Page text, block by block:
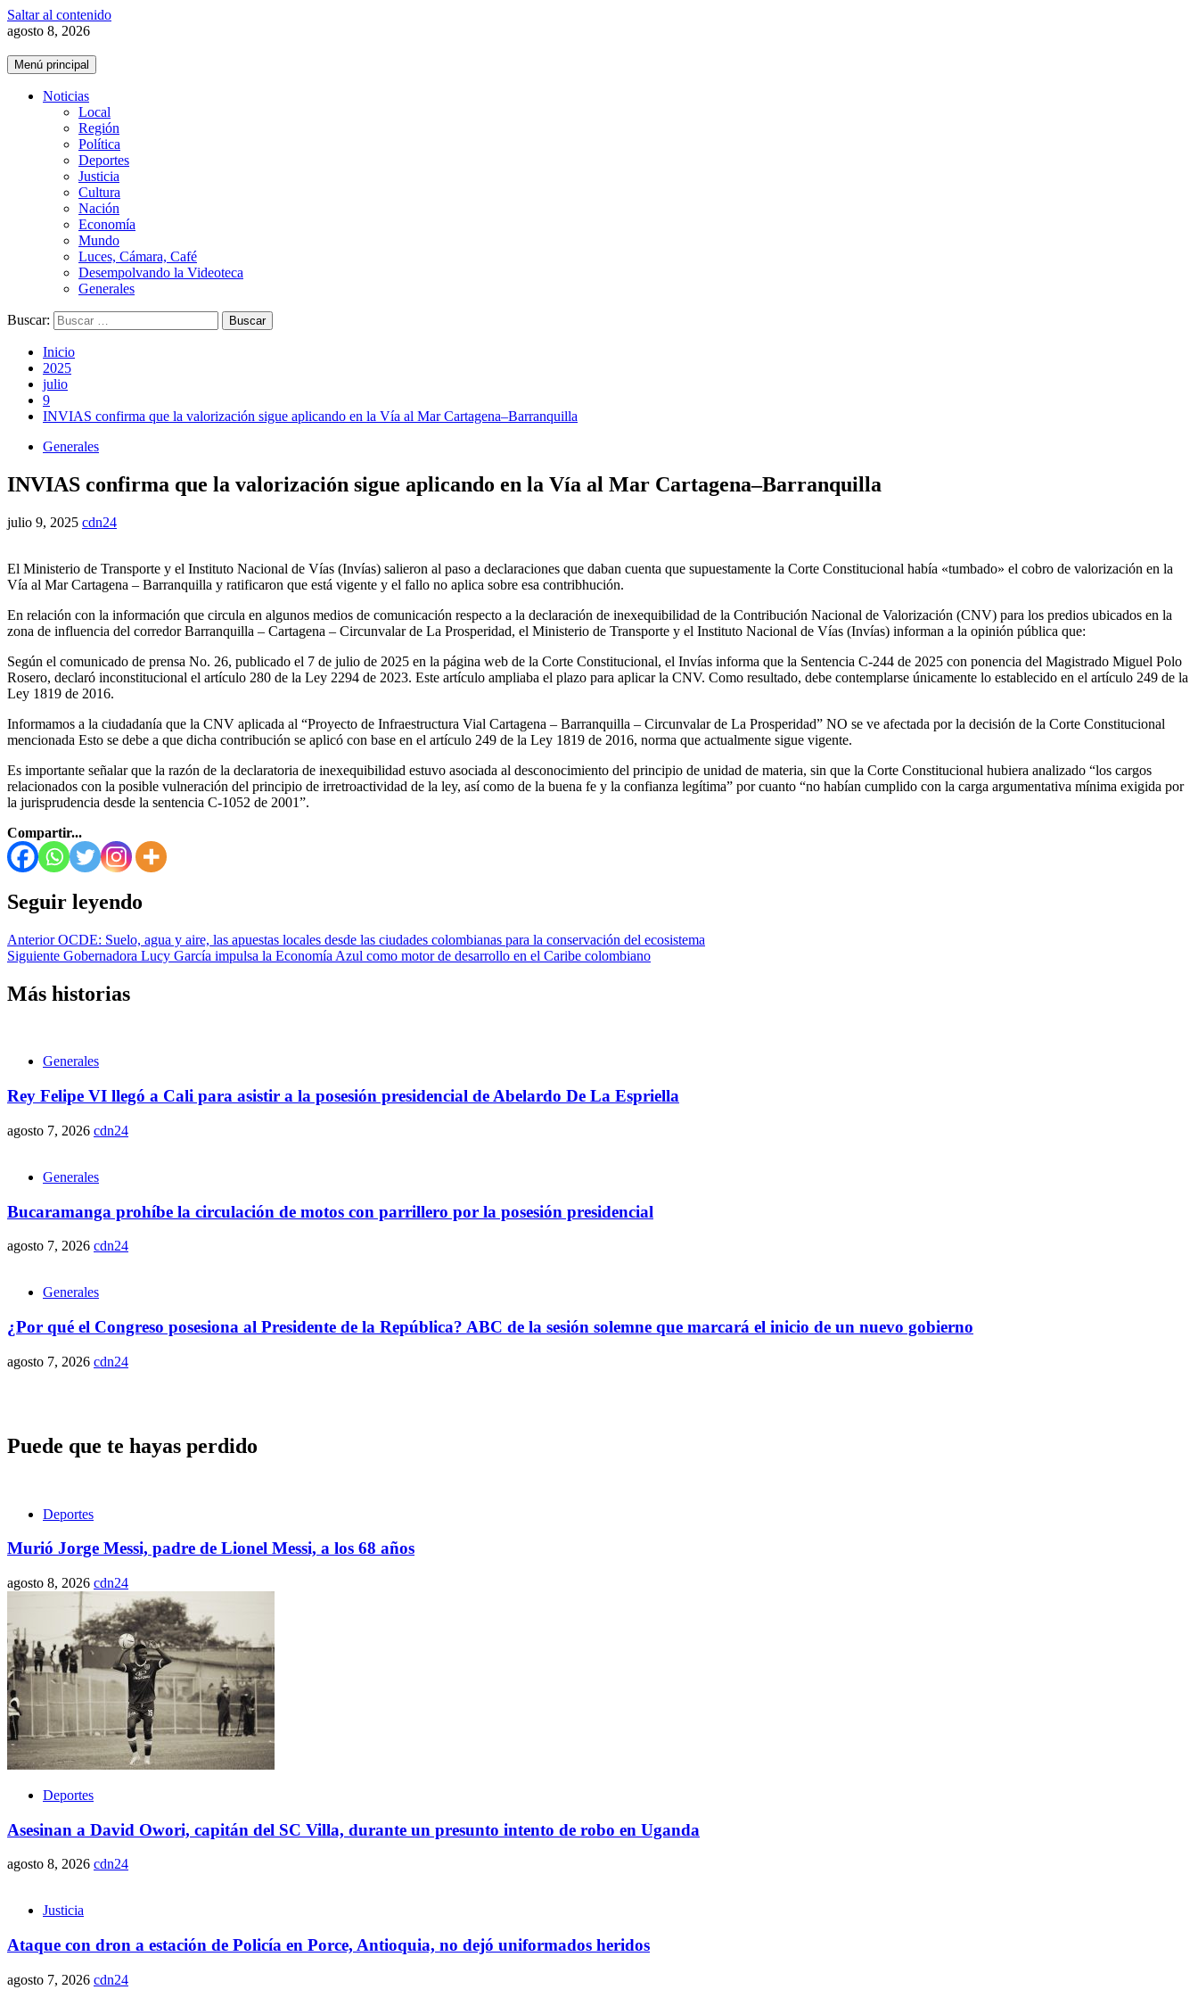
Saltar al contenido
agosto 8, 2026
Menú principal
Noticias
Local
Región
Política
Deportes
Justicia
Cultura
Nación
Economía
Mundo
Luces, Cámara, Café
Desempolvando la Videoteca
Generales
Buscar:
Inicio
2025
julio
9
INVIAS confirma que la valorización sigue aplicando en la Vía al Mar Cartagena–Barranquilla
Generales
INVIAS confirma que la valorización sigue aplicando en la Vía al Mar Cartagena–Barranquilla
julio 9, 2025 cdn24
El Ministerio de Transporte y el Instituto Nacional de Vías (Invías) salieron al paso a declaraciones que daban cuenta que supuestamente la Corte Constitucional había «tumbado» el cobro de valorización en la
Vía al Mar Cartagena – Barranquilla y ratificaron que está vigente y el fallo no aplica sobre esa contribhución.
En relación con la información que circula en algunos medios de comunicación respecto a la declaración de inexequibilidad de la Contribución Nacional de Valorización (CNV) para los predios ubicados en la
zona de influencia del corredor Barranquilla – Cartagena – Circunvalar de La Prosperidad, el Ministerio de Transporte y el Instituto Nacional de Vías (Invías) informan a la opinión pública que:
Según el comunicado de prensa No. 26, publicado el 7 de julio de 2025 en la página web de la Corte Constitucional, el Invías informa que la Sentencia C-244 de 2025 con ponencia del Magistrado Miguel Polo
Rosero, declaró inconstitucional el artículo 280 de la Ley 2294 de 2023. Este artículo ampliaba el plazo para aplicar la CNV. Como resultado, debe contemplarse únicamente lo establecido en el artículo 249 de la
Ley 1819 de 2016.
Informamos a la ciudadanía que la CNV aplicada al “Proyecto de Infraestructura Vial Cartagena – Barranquilla – Circunvalar de La Prosperidad” NO se ve afectada por la decisión de la Corte Constitucional
mencionada Esto se debe a que dicha contribución se aplicó con base en el artículo 249 de la Ley 1819 de 2016, norma que actualmente sigue vigente.
Es importante señalar que la razón de la declaratoria de inexequibilidad estuvo asociada al desconocimiento del principio de unidad de materia, sin que la Corte Constitucional hubiera analizado “los cargos
relacionados con la posible vulneración del principio de irretroactividad de la ley, así como de la buena fe y la confianza legítima” por cuanto “no habían cumplido con la carga argumentativa mínima exigida por
la jurisprudencia desde la sentencia C-1052 de 2001”.
Compartir...
Seguir leyendo
AnteriorOCDE: Suelo, agua y aire, las apuestas locales desde las ciudades colombianas para la conservación del ecosistema
Siguiente Gobernadora Lucy García impulsa la Economía Azul como motor de desarrollo en el Caribe colombiano
Más historias
Generales
Rey Felipe VI llegó a Cali para asistir a la posesión presidencial de Abelardo De La Espriella
agosto 7, 2026 cdn24
Generales
Bucaramanga prohíbe la circulación de motos con parrillero por la posesión presidencial
agosto 7, 2026 cdn24
Generales
¿Por qué el Congreso posesiona al Presidente de la República? ABC de la sesión solemne que marcará el inicio de un nuevo gobierno
agosto 7, 2026 cdn24
Puede que te hayas perdido
Deportes
Murió Jorge Messi, padre de Lionel Messi, a los 68 años
agosto 8, 2026 cdn24
Deportes
Asesinan a David Owori, capitán del SC Villa, durante un presunto intento de robo en Uganda
agosto 8, 2026 cdn24
Justicia
Ataque con dron a estación de Policía en Porce, Antioquia, no dejó uniformados heridos
agosto 7, 2026 cdn24